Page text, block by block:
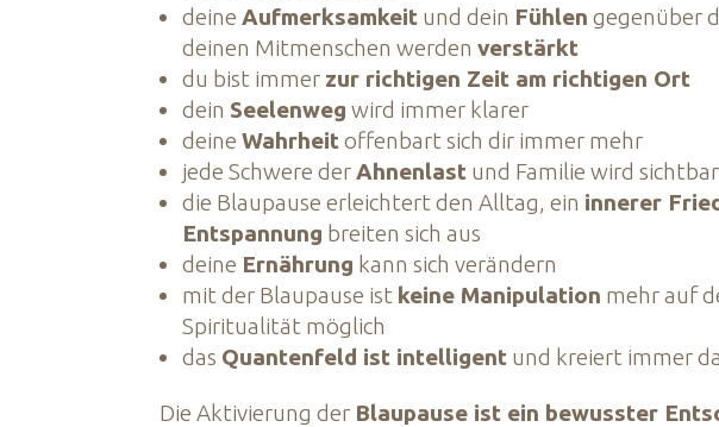
deineAufmerksamkeit und dein Fühlen gegenüber
deinen Mitmenschen werdenverstärkt
du bist immer zur richtigen Zeit am richtigen Ort
dein Seelenweg wird immer klarer
deineWahrheitoffenbart sich dir immer mehr
jede Schwere derAhnenlast und Familie wird sichtbar
die Blaupause erleichtert den Alltag, ein innerer
Entspannung breiten sich aus
deine Ernährung kann sich verändern
mit der Blaupause ist keine Manipulation mehr auf
Spiritualität möglich
das Quantenfeld ist intelligent und kreiert immer
Die Aktivierung der Blaupause ist ein bewusster